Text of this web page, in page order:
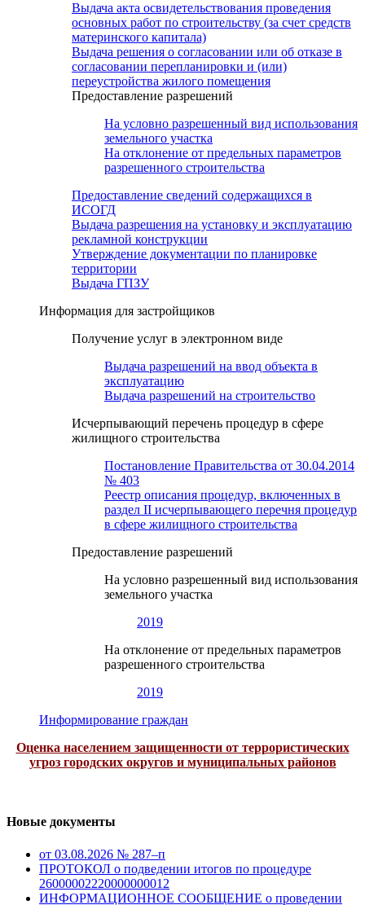
Выдача акта освидетельствования проведения
основных работ по строительству (за счет средств
материнского капитала)
Выдача решения о согласовании или об отказе в
согласовании перепланировки и (или)
переустройства жилого помещения
Предоставление разрешений
На условно разрешенный вид использования
земельного участка
На отклонение от предельных параметров
разрешенного строительства
Предоставление сведений содержащихся в
ИСОГД
Выдача разрешения на установку и эксплуатацию
рекламной конструкции
Утверждение документации по планировке
территории
Выдача ГПЗУ
Информация для застройщиков
Получение услуг в электронном виде
Выдача разрешений на ввод объекта в
эксплуатацию
Выдача разрешений на строительство
Исчерпывающий перечень процедур в сфере
жилищного строительства
Постановление Правительства от 30.04.2014
№ 403
Реестр описания процедур, включенных в
раздел II исчерпывающего перечня процедур
в сфере жилищного строительства
Предоставление разрешений
На условно разрешенный вид использования
земельного участка
2019
На отклонение от предельных параметров
разрешенного строительства
2019
Информирование граждан
Оценка населением защищенности от террористических
угроз городских округов и муниципальных районов
Новые документы
от 03.08.2026 № 287–п
ПРОТОКОЛ о подведении итогов по процедуре
26000002220000000012
ИНФОРМАЦИОННОЕ СООБЩЕНИЕ о проведении